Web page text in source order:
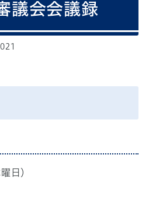
議会会議録
日）